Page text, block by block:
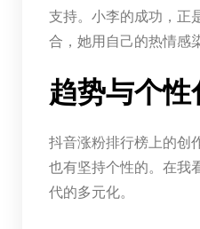
支持。小李的成功，正
合，她用自己的热情感
趋势与个
抖音涨粉排行榜上的创
也有坚持个性的。在我
代的多元化。